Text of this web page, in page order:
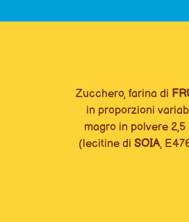
Zucchero, farina di
in proporzioni
magro in polvere 2,5
(lecitine di SOIA,